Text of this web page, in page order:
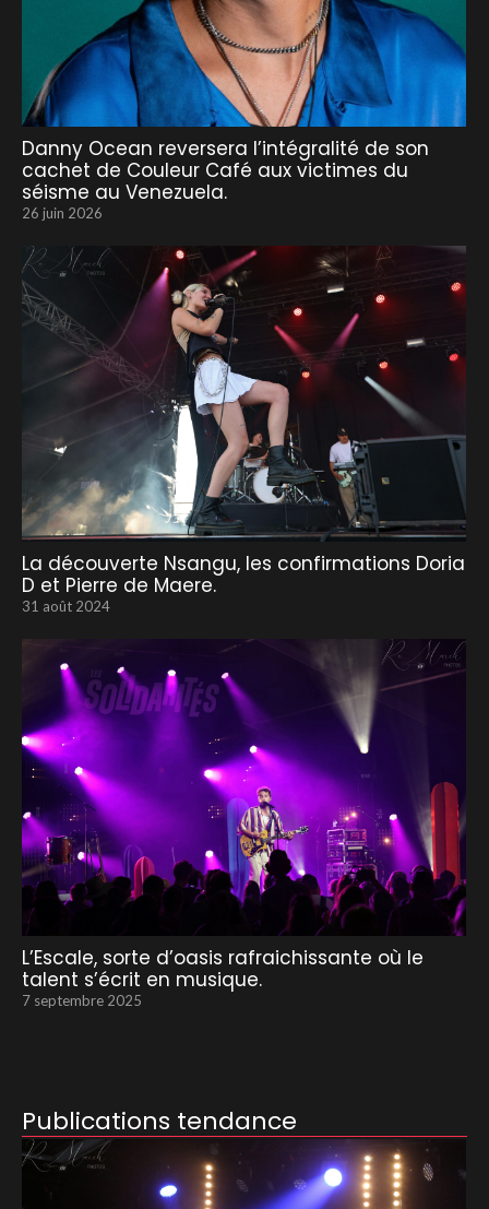
Danny Ocean reversera l’intégralité de son
cachet de Couleur Café aux victimes du
séisme au Venezuela.
26 juin 2026
La découverte Nsangu, les confirmations Doria
D et Pierre de Maere.
31 août 2024
L’Escale, sorte d’oasis rafraichissante où le
talent s’écrit en musique.
7 septembre 2025
Publications tendance